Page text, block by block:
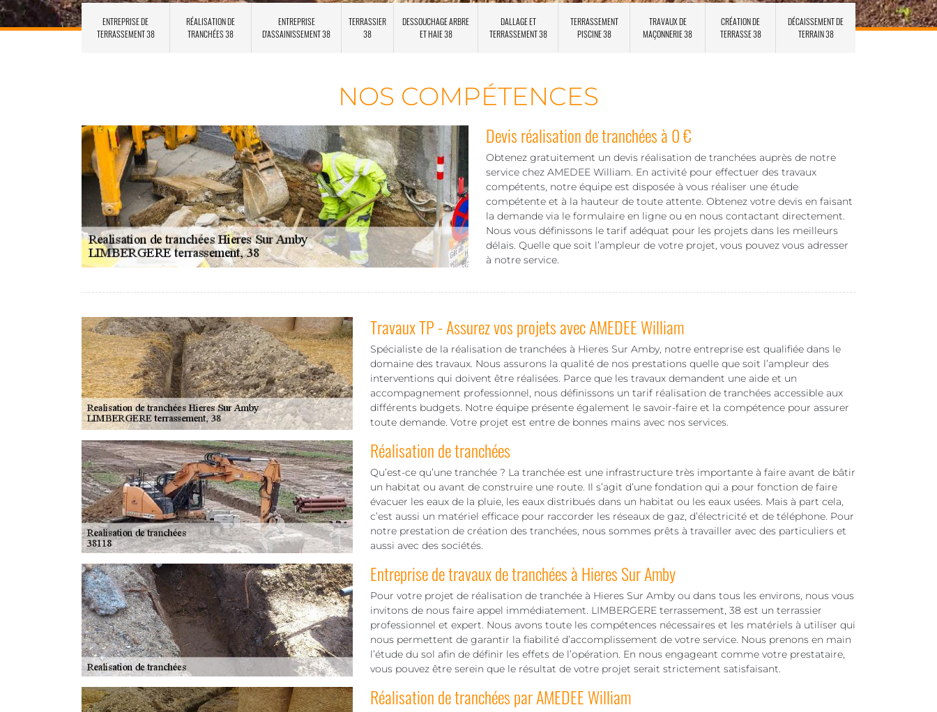
ENTREPRISE DE
TERRASSEMENT 38
RÉALISATION DE
TRANCHÉES 38
ENTREPRISE
D'ASSAINISSEMENT 38
TERRASSIER
38
DESSOUCHAGE ARBRE
ET HAIE 38
DALLAGE ET
TERRASSEMENT 38
TERRASSEMENT
PISCINE 38
TRAVAUX DE
MAÇONNERIE 38
CRÉATION DE
TERRASSE 38
DÉCAISSEMENT DE
TERRAIN 38
NOS COMPÉTENCES
Devis réalisation de tranchées à 0 €
Obtenez gratuitement un devis réalisation de tranchées auprès de notre
service chez AMEDEE William. En activité pour effectuer des travaux
compétents, notre équipe est disposée à vous réaliser une étude
compétente et à la hauteur de toute attente. Obtenez votre devis en faisant
la demande via le formulaire en ligne ou en nous contactant directement.
Nous vous définissons le tarif adéquat pour les projets dans les meilleurs
délais. Quelle que soit l’ampleur de votre projet, vous pouvez vous adresser
à notre service.
Travaux TP - Assurez vos projets avec AMEDEE William
Spécialiste de la réalisation de tranchées à Hieres Sur Amby, notre entreprise est qualifiée dans le
domaine des travaux. Nous assurons la qualité de nos prestations quelle que soit l’ampleur des
interventions qui doivent être réalisées. Parce que les travaux demandent une aide et un
accompagnement professionnel, nous définissons un tarif réalisation de tranchées accessible aux
différents budgets. Notre équipe présente également le savoir-faire et la compétence pour assurer
toute demande. Votre projet est entre de bonnes mains avec nos services.
Réalisation de tranchées
Qu’est-ce qu’une tranchée ? La tranchée est une infrastructure très importante à faire avant de bâtir
un habitat ou avant de construire une route. Il s’agit d’une fondation qui a pour fonction de faire
évacuer les eaux de la pluie, les eaux distribués dans un habitat ou les eaux usées. Mais à part cela,
c’est aussi un matériel efficace pour raccorder les réseaux de gaz, d’électricité et de téléphone. Pour
notre prestation de création des tranchées, nous sommes prêts à travailler avec des particuliers et
aussi avec des sociétés.
Entreprise de travaux de tranchées à Hieres Sur Amby
Pour votre projet de réalisation de tranchée à Hieres Sur Amby ou dans tous les environs, nous vous
invitons de nous faire appel immédiatement. LIMBERGERE terrassement, 38 est un terrassier
professionnel et expert. Nous avons toute les compétences nécessaires et les matériels à utiliser qui
nous permettent de garantir la fiabilité d’accomplissement de votre service. Nous prenons en main
l’étude du sol afin de définir les effets de l’opération. En nous engageant comme votre prestataire,
vous pouvez être serein que le résultat de votre projet serait strictement satisfaisant.
Réalisation de tranchées par AMEDEE William